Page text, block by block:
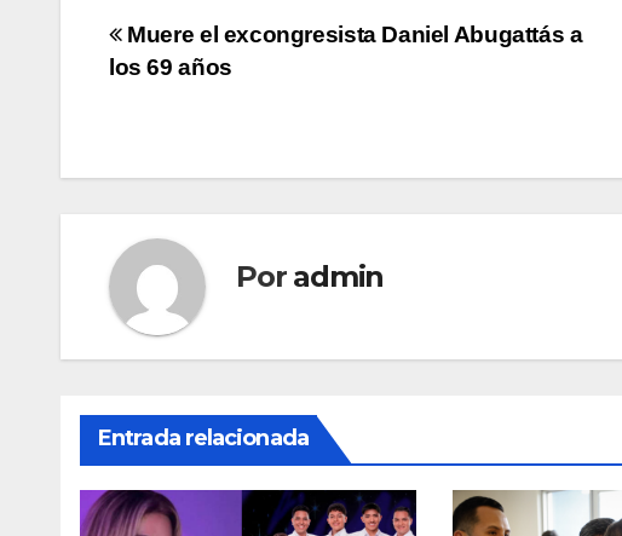
Navegación
Muere el excongresista Daniel Abugattás a
los 69 años
Por admin
Entrada relacionada